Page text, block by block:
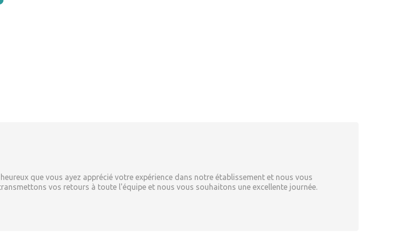
que vous ayez apprécié votre expérience dans notre établissement et nous vous
vos retours à toute l'équipe et nous vous souhaitons une excellente journée.